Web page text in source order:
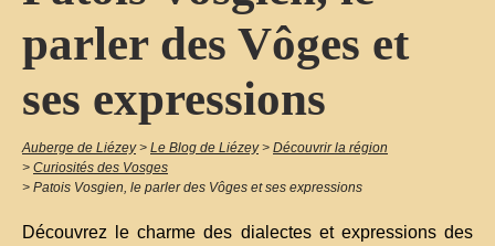
parler des Vôges et
ses expressions
Auberge de Liézey > Le Blog de Liézey > Découvrir la région
> Curiosités des Vosges
> Patois Vosgien, le parler des Vôges et ses expressions
Découvrez le charme des dialectes et expressions des